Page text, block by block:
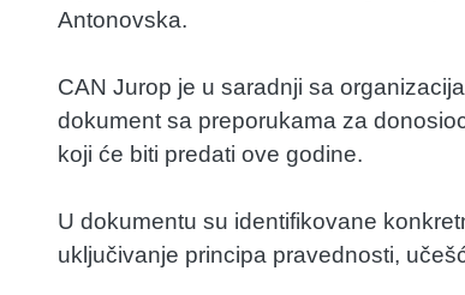
Antonovska.
CAN Jurop je u saradnji sa
dokument sa preporukama za
koji će biti predati ove godine.
U dokumentu su identifikovane
uključivanje principa pravednosti,